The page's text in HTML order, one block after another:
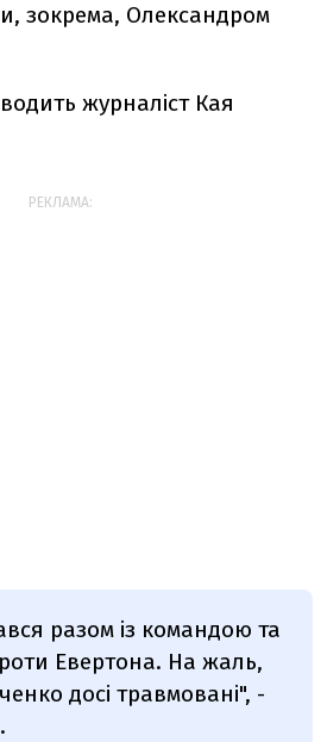
зокрема, Олександром
журналіст Кая
РЕКЛАМА:
разом із командою та
Евертона. На жаль,
досі травмовані", -